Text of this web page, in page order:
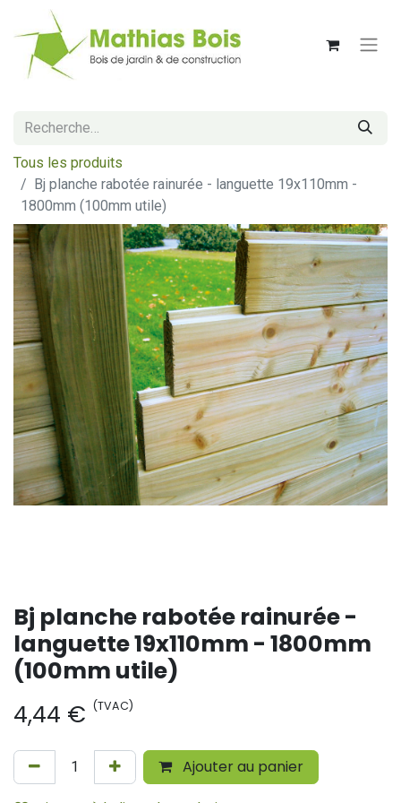
Tous les produits
Bj planche rabotée rainurée - languette 19x110mm -
1800mm (100mm utile)
Bj planche rabotée rainurée -
languette 19x110mm - 1800mm
(100mm utile)
4,44 € (TVAC)
Ajouter au panier